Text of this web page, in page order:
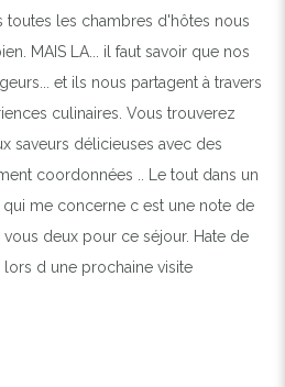
toutes les chambres d'hôtes nous
MAIS LA... il faut savoir que nos
et ils nous partagent à travers
culinaires. Vous trouverez
saveurs délicieuses avec des
coordonnées .. Le tout dans un
me concerne c est une note de
vous deux pour ce séjour. Hate de
d une prochaine visite